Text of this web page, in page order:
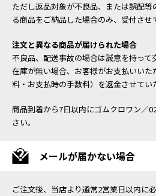
ただし返品対象が不良品、または誤配
る商品をご納品した場合のみ、受付させ
注文と異なる商品が届けられた場合
不良品、配送事故の場合は誠意を持って
在庫が無い場合、お客様がお支払いい
料・お支払時の手数料）を返金させてい
商品到着から7日以内にゴムクロワン／
さい。
メールが届かない場合
ご注文後、当店より通常2営業日以内に